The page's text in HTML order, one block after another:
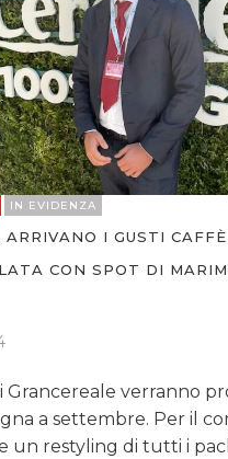
IN EVIDENZA
ARRIVANO I GUSTI
CON SPOT DI
Grancereale verranno
a settembre. Per il
un restyling di tutti i